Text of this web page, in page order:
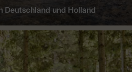
Deutschland und Holland